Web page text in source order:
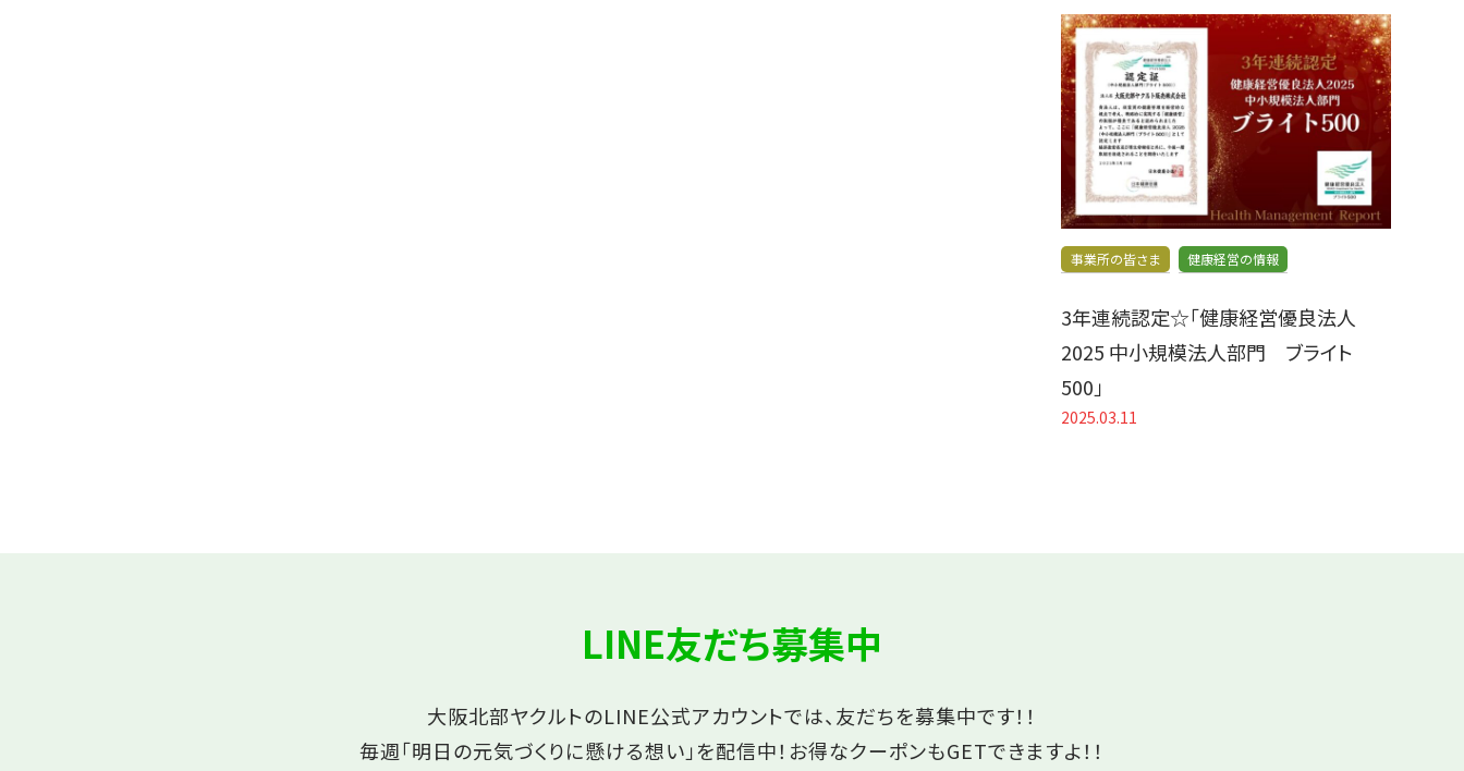
事業所の皆さま 健康経営の情報
3年連続認定☆「健康経営優良法人
2025 中小規模法人部門 ブライト
500」
2025.03.11
LINE友だち募集中
大阪北部ヤクルトのLINE公式アカウントでは、友だちを募集中です！！
毎週「明日の元気づくりに懸ける想い」を配信中！ お得なクーポンもGETできますよ！！